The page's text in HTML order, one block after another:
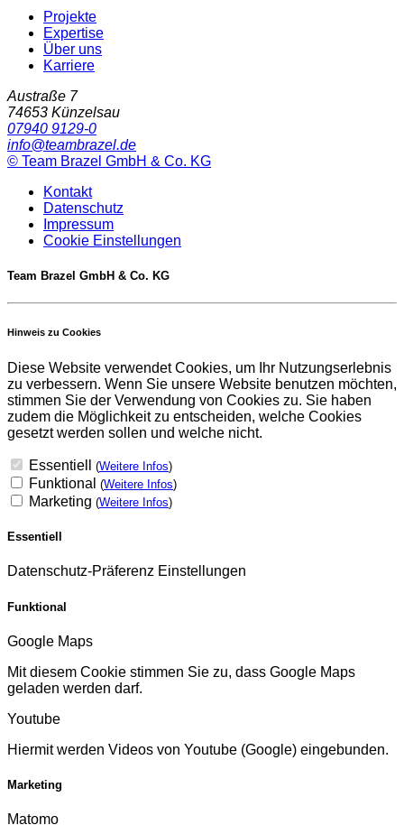
Projekte
Expertise
Über uns
Karriere
Austraße 7
74653 Künzelsau
07940 9129-0
info@teambrazel.de
© Team Brazel GmbH & Co. KG
Kontakt
Datenschutz
Impressum
Cookie Einstellungen
Team Brazel GmbH & Co. KG
Hinweis zu Cookies
Diese Website verwendet Cookies, um Ihr Nutzungserlebnis
zu verbessern. Wenn Sie unsere Website benutzen möchten,
stimmen Sie der Verwendung von Cookies zu. Sie haben
zudem die Möglichkeit zu entscheiden, welche Cookies
gesetzt werden sollen und welche nicht.
Essentiell (Weitere Infos)
Funktional (Weitere Infos)
Marketing (Weitere Infos)
Essentiell
Datenschutz-Präferenz Einstellungen
Funktional
Google Maps
Mit diesem Cookie stimmen Sie zu, dass Google Maps
geladen werden darf.
Youtube
Hiermit werden Videos von Youtube (Google) eingebunden.
Marketing
Matomo